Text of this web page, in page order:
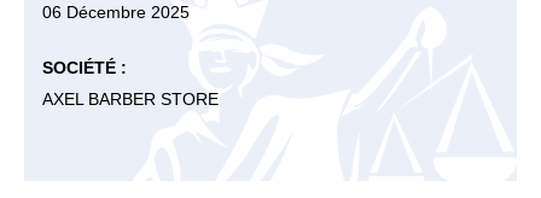
06 Décembre 2025
SOCIÉTÉ :
AXEL BARBER STORE